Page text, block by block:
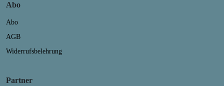
Abo
Abo
AGB
Widerrufsbelehrung
Partner